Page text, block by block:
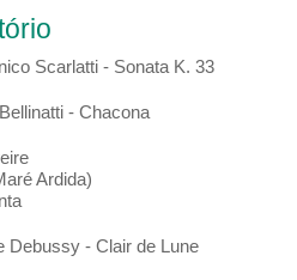
Scarlatti - Sonata K. 33
- Chacona
Ardida)
Debussy - Clair de Lune